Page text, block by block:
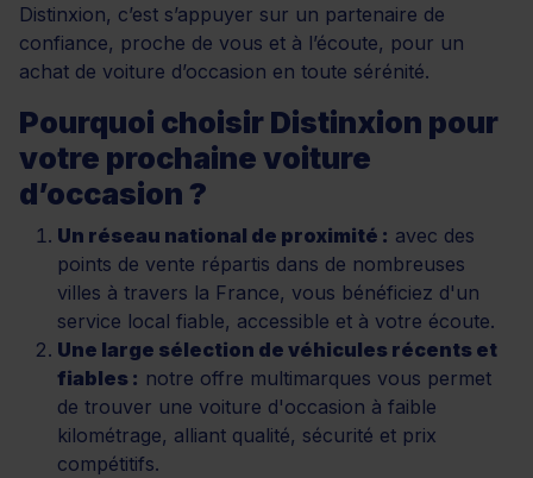
Distinxion, c’est s’appuyer sur un partenaire de
confiance, proche de vous et à l’écoute, pour un
achat de voiture d’occasion en toute sérénité.
Pourquoi choisir Distinxion pour
votre prochaine voiture
d’occasion ?
Un réseau national de proximité : avec des
points de vente répartis dans de nombreuses
villes à travers la France, vous bénéficiez d'un
service local fiable, accessible et à votre écoute.
Une large sélection de véhicules récents et
fiables : notre offre multimarques vous permet
de trouver une voiture d'occasion à faible
kilométrage, alliant qualité, sécurité et prix
compétitifs.